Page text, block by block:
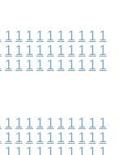
1 1 1 1 1 1 1 1 1 1
1 1 1 1 1 1 1 1 1 1
1 1 1 1 1 1 1 1 1 1
1 1 1 1 1 1 1 1 1 1
1 1 1 1 1 1 1 1 1 1
1 1 1 1 1 1 1 1 1 1